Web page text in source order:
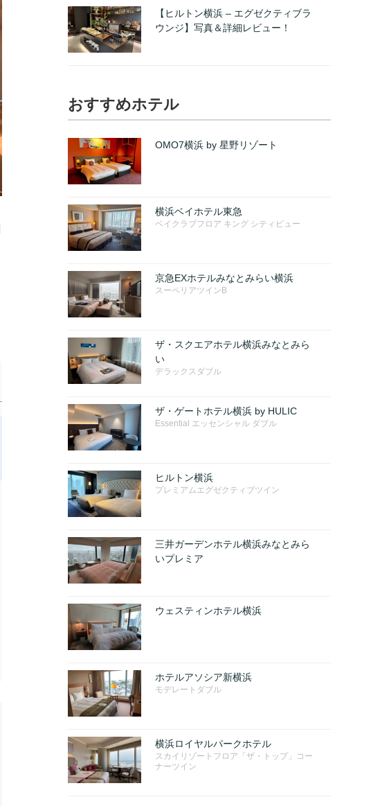
【ヒルトン横浜 – エグゼクティブラ
ウンジ】写真＆詳細レビュー！
おすすめホテル
OMO7横浜 by 星野リゾート
横浜ベイホテル東急
ベイクラブフロア キング シティビュー
京急EXホテルみなとみらい横浜
スーペリアツインB
ザ・スクエアホテル横浜みなとみら
い
デラックスダブル
ザ・ゲートホテル横浜 by HULIC
Essential エッセンシャル ダブル
ヒルトン横浜
プレミアムエグゼクティブツイン
三井ガーデンホテル横浜みなとみら
いプレミア
ウェスティンホテル横浜
ホテルアソシア新横浜
モデレートダブル
横浜ロイヤルパークホテル
スカイリゾートフロア「ザ・トップ」コー
ナーツイン